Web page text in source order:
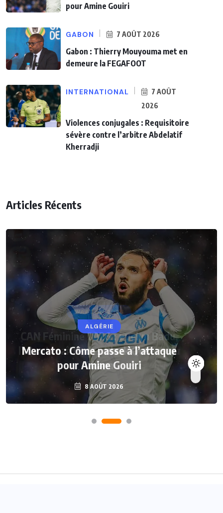
pour Amine Gouiri
GABON 7 AOÛT 2026
Gabon : Thierry Mouyouma met en
demeure la FEGAFOOT
INTERNATIONAL
7 AOÛT
2026
Violences conjugales : Requisitoire
sévère contre l’arbitre Abdelatif
Kherradji
Articles Récents
ALGÉRIE
Mercato : Côme passe à l’attaque
pour Amine Gouiri
8 AOÛT 2026